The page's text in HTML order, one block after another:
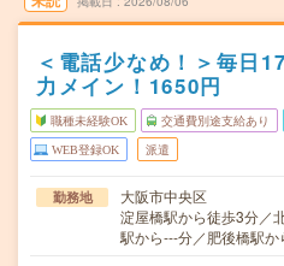
＜電話少なめ！＞毎日
力メイン！1650円
職種未経験OK 交通費別途支給あり
WEB登録OK 派遣
勤務地
大阪市中央区
淀屋橋駅から徒歩3分／
駅から---分／肥後橋駅か